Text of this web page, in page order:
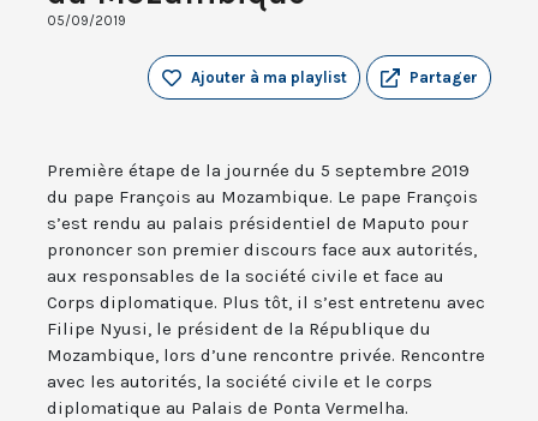
05/09/2019
Partager
Ajouter à ma playlist
Première étape de la journée du 5 septembre 2019
du pape François au Mozambique. Le pape François
s’est rendu au palais présidentiel de Maputo pour
prononcer son premier discours face aux autorités,
aux responsables de la société civile et face au
Corps diplomatique. Plus tôt, il s’est entretenu avec
Filipe Nyusi, le président de la République du
Mozambique, lors d’une rencontre privée. Rencontre
avec les autorités, la société civile et le corps
diplomatique au Palais de Ponta Vermelha.